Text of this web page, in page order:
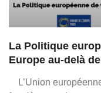
La Politique
Europe au-delà
L’Union